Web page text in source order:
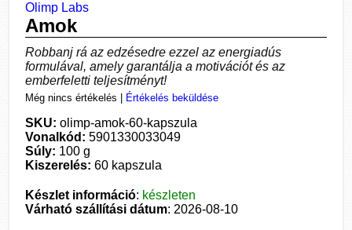
Olimp Labs
Amok
Robbanj rá az edzésedre ezzel az energiadús
formulával, amely garantálja a motivációt és az
emberfeletti teljesítményt!
Még nincs értékelés Értékelés beküldése
SKU: olimp-amok-60-kapszula
Vonalkód: 5901330033049
Súly: 100 g
Kiszerelés: 60 kapszula
Készlet információ: készleten
Várható szállítási dátum: 2026-08-10